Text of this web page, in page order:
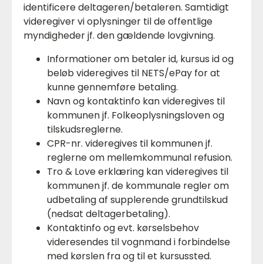
identificere deltageren/betaleren. Samtidigt
videregiver vi oplysninger til de offentlige
myndigheder jf. den gældende lovgivning.
Informationer om betaler id, kursus id og
beløb videregives til NETS/ePay for at
kunne gennemføre betaling.
Navn og kontaktinfo kan videregives til
kommunen jf. Folkeoplysningsloven og
tilskudsreglerne.
CPR-nr. videregives til kommunen jf.
reglerne om mellemkommunal refusion.
Tro & Love erklæring kan videregives til
kommunen jf. de kommunale regler om
udbetaling af supplerende grundtilskud
(nedsat deltagerbetaling).
Kontaktinfo og evt. kørselsbehov
videresendes til vognmand i forbindelse
med kørslen fra og til et kursussted.